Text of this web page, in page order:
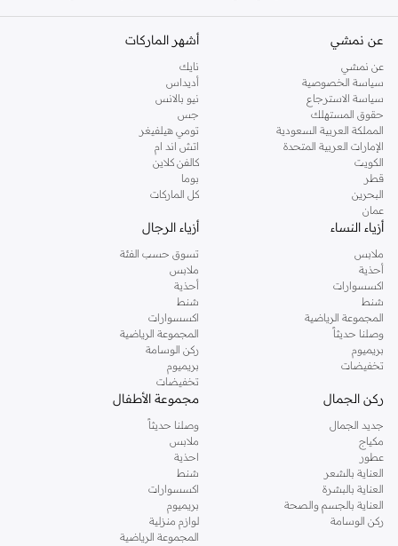
كنت تقومين بتجديد خزانة ملابسك الملائمة للعمل، البحث عن فستان مثالي للحفلات او
اليه.
تسوقي دوروثي بيركنز اون لاين مسقط
تسوقي دوروثي بيركنز اون لاين من نمشي واستمتعي باكثر من الف ستايل من مجموعة
دوروثي بيركنز الشهيرة. تصفحي المجموعة كاملة في متجر دوروثي بيركنز اون لاين او
استخدمي القائمة لتحديد تجربة تسوق دوروثي بيركنز اون لاين. خدمة التوصيل السريعة
والدعم الاستثنائي يضمن لك تجربة تسوق ممتعة دائما مع نمشي.
عن نمشي
عن نمشي
سياسة الخصوصية
سياسة الاسترجاع
حقوق المستهلك
المملكة العربية السعودية
الإمارات العربية المتحدة
الكويت
قطر
البحرين
عمان
أشهر الماركات
نايك
أديداس
نيو بالانس
جس
تومي هيلفيغر
اتش اند ام
كالفن كلاين
بوما
كل الماركات
أزياء النساء
ملابس
أحذية
اكسسوارات
شنط
المجموعة الرياضية
وصلنا حديثاً
بريميوم
تخفيضات
أزياء الرجال
تسوق حسب الفئة
ملابس
أحذية
شنط
اكسسوارات
المجموعة الرياضية
ركن الوسامة
بريميوم
تخفيضات
ركن الجمال
جديد الجمال
مكياج
عطور
العناية بالشعر
العناية بالبشرة
العناية بالجسم والصحة
ركن الوسامة
مجموعة الأطفال
وصلنا حديثاً
ملابس
احذية
شنط
اكسسوارات
بريميوم
لوازم منزلية
المجموعة الرياضية